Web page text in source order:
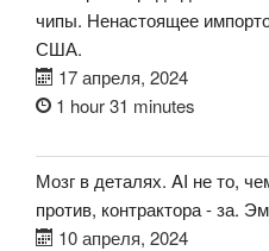
чипы. Ненастоящее
США.
17 апреля, 2024
1 hour 31 minutes
Мозг в деталях. AI не то,
против, контрактора - за.
10 апреля, 2024